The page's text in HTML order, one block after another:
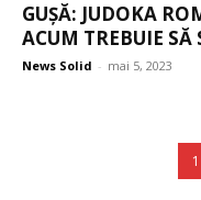
GUȘĂ: JUDOKA
ACUM TREBUIE SĂ
News Solid - mai 5, 2023
1